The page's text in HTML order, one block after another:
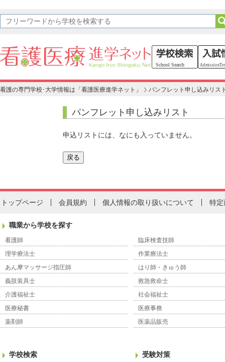
看護の専門学校･大学情報は「看護医療進学ネット」 パンフレット申し込みリス
パンフレット申し込みリスト
申込リストには、なにも入っていません。
トップページ 会員規約 個人情報の取り扱いについて 特定
職業から学校を探す
看護師
臨床検査技師
理学療法士
作業療法士
あん摩マッサージ指圧師
はり師・きゅう師
義肢装具士
救急救命士
介護福祉士
社会福祉士
医療秘書
医療事務
薬剤師
医薬品販売
学校検索 受験対策